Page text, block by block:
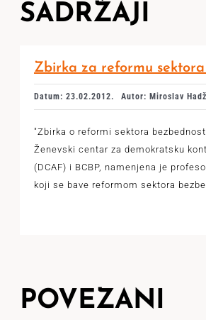
SADRŽAJI
Zbirka za reformu
Datum: 23.02.2012. Autor: Miroslav
"Zbirka o reformi sektora
Ženevski centar za demokratsku
(DCAF) i BCBP, namenjena je
koji se bave reformom sektora
POVEZANI